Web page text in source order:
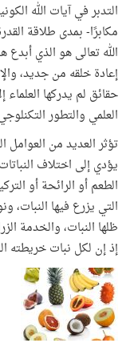
التدبر في آيات الله
مكابرًا- بمدى طلاقة
الله تعالى هو الذي أبدع
إعادة خلقه من جديد،
حقائق لم يدركها
العلمي والتطور
تؤثر العديد من العوامل
يؤدي إلى اختلاف
الطعم أو الرائحة أو
التي يزرع فيها النبات،
ظلها النبات، والخدمة
إذ إن لكل نبات خريطته